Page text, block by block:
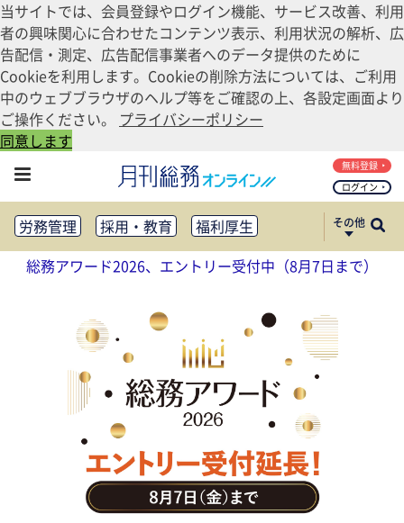
当サイトでは、会員登録やログイン機能、サービス改善、利用
者の興味関心に合わせたコンテンツ表示、利用状況の解析、広
告配信・測定、広告配信事業者へのデータ提供のために
Cookieを利用します。Cookieの削除方法については、ご利用
中のウェブブラウザのヘルプ等をご確認の上、各設定画面より
ご操作ください。 プライバシーポリシー
同意します
ログイン
無料登録
労務管理 採用・教育
福利厚生
健康経営
働き方改革
法務・コンプライアンス
リスクマネジメント・BCP
社外・社内広報
社外・社内コミュニケーション活性化
FM・オフィス移転
CSR・SDGs
テクノロジー活用・DX
助成金・補助金・コスト削減
アウトソーシング・BPO
調査・レポート
その他
総務アワード2026、エントリー受付中（8月7日まで）